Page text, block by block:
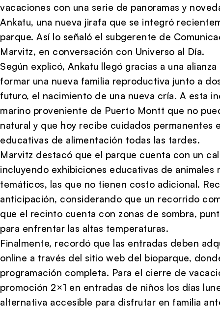
vacaciones con una serie de panoramas y
Ankatu, una nueva jirafa que se integró
parque. Así lo señaló el subgerente de
Marvitz, en conversación con Universo al Día.
Según explicó, Ankatu llegó gracias a una
formar una nueva familia reproductiva junto a
futuro, el nacimiento de una nueva cría. A esta
marino proveniente de Puerto Montt que no
natural y que hoy recibe cuidados permanentes
educativas de alimentación todas las tardes.
Marvitz destacó que el parque cuenta con un
incluyendo exhibiciones educativas de animales
temáticos, las que no tienen costo adicional.
anticipación, considerando que un recorrido
que el recinto cuenta con zonas de sombra,
para enfrentar las altas temperaturas.
Finalmente, recordó que las entradas deben
online a través del sitio web del bioparque,
programación completa. Para el cierre de
promoción 2×1 en entradas de niños los días
alternativa accesible para disfrutar en familia